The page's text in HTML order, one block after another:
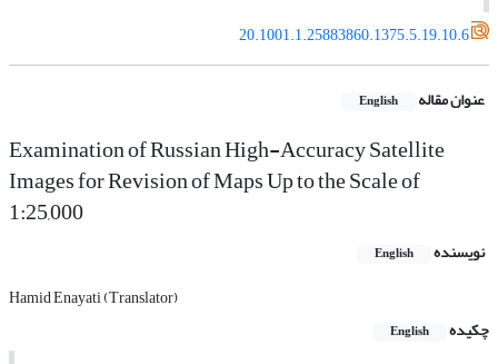
20.1001.1.25883860.1375.5.19.10.6
عنوان مقاله English
Examination of Russian High-Accuracy Satellite
Images for Revision of Maps Up to the Scale of
1:25,000
نویسنده English
Hamid Enayati (Translator)
چکیده
English